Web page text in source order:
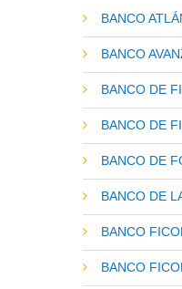
BANCO
BANCO
BANCO DE
BANCO DE
BANCO DE
BANCO DE
BANCO
BANCO